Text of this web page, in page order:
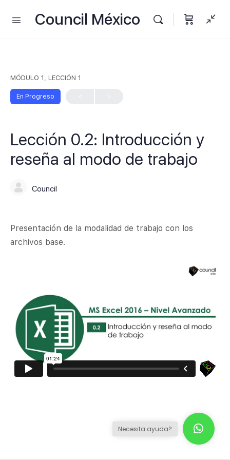
Council México
MÓDULO 1, LECCIÓN 1
En Progreso
Lección 0.2: Introducción y
reseña al modo de trabajo
Council
Presentación de la modalidad de trabajo con los
archivos base.
Necesita ayuda?